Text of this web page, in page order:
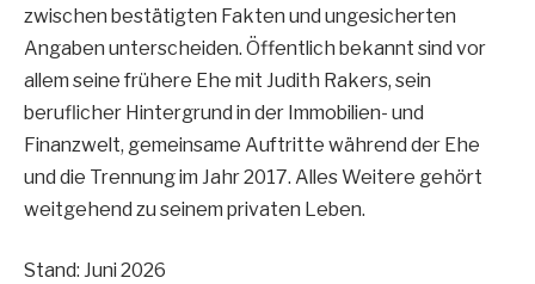
zwischen bestätigten Fakten und ungesicherten
Angaben unterscheiden. Öffentlich bekannt sind vor
allem seine frühere Ehe mit Judith Rakers, sein
beruflicher Hintergrund in der Immobilien- und
Finanzwelt, gemeinsame Auftritte während der Ehe
und die Trennung im Jahr 2017. Alles Weitere gehört
weitgehend zu seinem privaten Leben.
Stand: Juni 2026